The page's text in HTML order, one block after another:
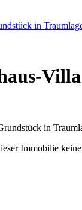
in
Immobilie